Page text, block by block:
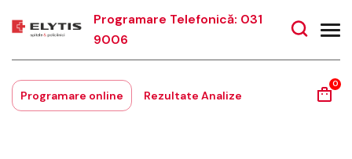
Programare Telefonică: 031
9006
Programare online Rezultate Analize
0